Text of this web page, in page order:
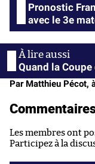
Pronostic
avec le 3e
Quand la
Par Matthieu Pécot,
Les membres ont
Participez à la